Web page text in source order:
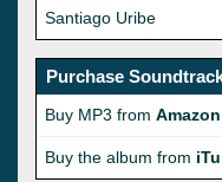
Santiago Uribe
Purchase
Buy MP3 from
Buy the album from